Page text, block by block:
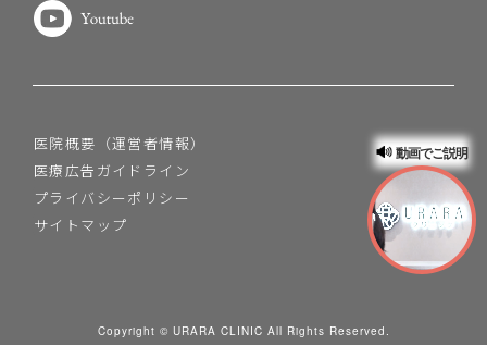
医院概要（運営者情報）
医療広告ガイドライン
プライバシーポリシー
サイトマップ
Copyright © URARA CLINIC All Rights Reserved.
動画でご説明